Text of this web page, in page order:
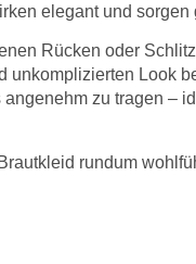
elegant und
Rücken oder
unkomplizierten Look
zu tragen –
rundum